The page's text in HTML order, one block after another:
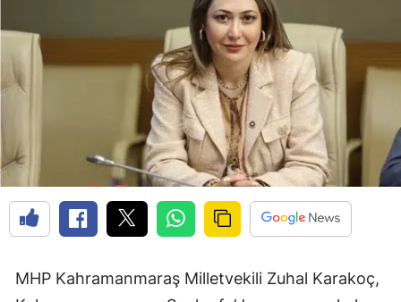
MHP Kahramanmaraş Milletvekili Zuhal Karakoç,